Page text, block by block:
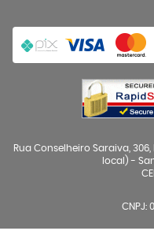
Rua Conselheiro Saraiva,
local) -
CNPJ: